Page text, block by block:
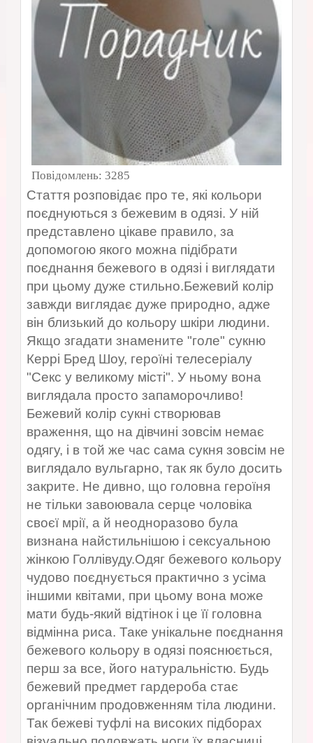
Повідомлень: 3285
Стаття розповідає про те, які кольори
поєднуються з бежевим в одязі. У ній
представлено цікаве правило, за
допомогою якого можна підібрати
поєднання бежевого в одязі і виглядати
при цьому дуже стильно.Бежевий колір
завжди виглядає дуже природно, адже
він близький до кольору шкіри людини.
Якщо згадати знамените "голе" сукню
Керрі Бред Шоу, героїні телесеріалу
"Секс у великому місті". У ньому вона
виглядала просто запаморочливо!
Бежевий колір сукні створював
враження, що на дівчині зовсім немає
одягу, і в той же час сама сукня зовсім не
виглядало вульгарно, так як було досить
закрите. Не дивно, що головна героїня
не тільки завоювала серце чоловіка
своєї мрії, а й неодноразово була
визнана найстильнішою і сексуальною
жінкою Голлівуду.Одяг бежевого кольору
чудово поєднується практично з усіма
іншими квітами, при цьому вона може
мати будь-який відтінок і це її головна
відмінна риса. Таке унікальне поєднання
бежевого кольору в одязі пояснюється,
перш за все, його натуральністю. Будь
бежевий предмет гардероба стає
органічним продовженням тіла людини.
Так бежеві туфлі на високих підборах